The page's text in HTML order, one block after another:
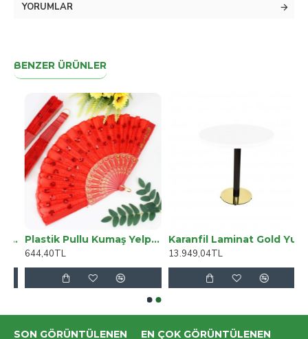
YORUMLAR
BENZER ÜRÜNLER
Plastik Pullu Kumaş Yelpaze 12li Kırmızı
644,40TL
Karanfil Laminat Gold Yuvarlak Masa Q90 - Beyaz
13.949,04TL
SON GÖRÜNTÜLENEN EN ÇOK GÖRÜNTÜLENEN